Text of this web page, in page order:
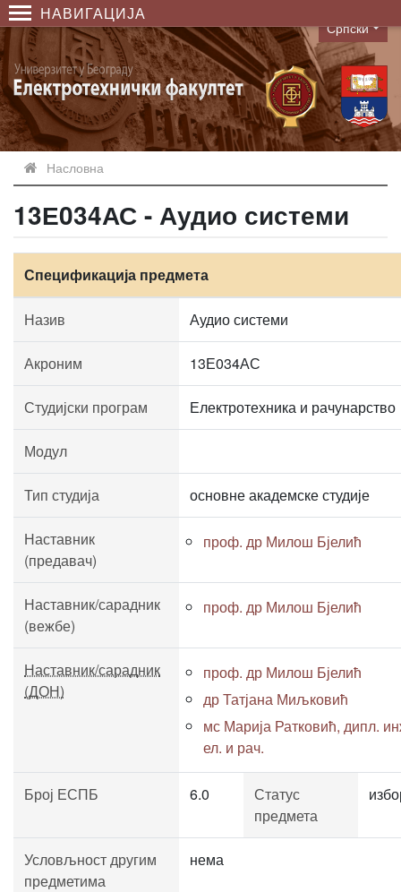
НАВИГАЦИЈА
Language
Српски
Насловна
13Е034АС - Аудио системи
Спецификација предмета
Назив Аудио системи
Акроним 13Е034АС
Студијски програм Електротехника и рачунарство
Модул
Тип студија основне академске студије
Наставник
(предавач)
проф. др Милош Бјелић
Наставник/сарадник
(вежбе)
проф. др Милош Бјелић
Наставник/сарадник
(ДОН)
проф. др Милош Бјелић
др Татјана Миљковић
мс Марија Ратковић, дипл.
ел. и рач.
Број ЕСПБ 6.0
Статус
предмета
Условљност другим
предметима
нема